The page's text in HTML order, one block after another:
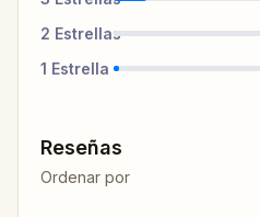
2 Estrellas
1 Estrella
Reseñas
Ordenar por